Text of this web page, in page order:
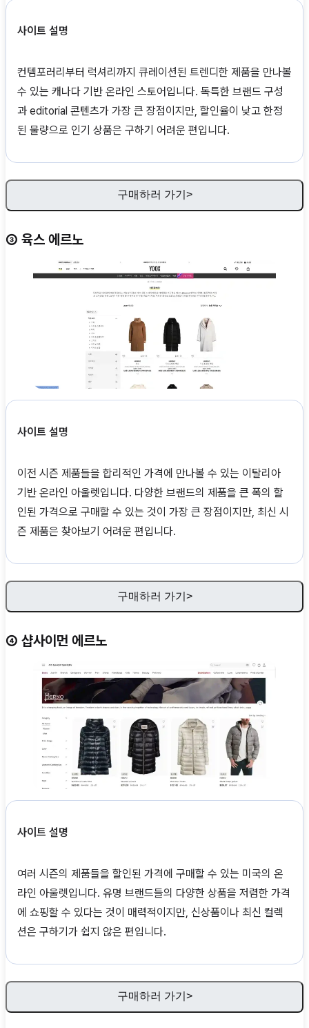
사이트 설명
컨템포러리부터 럭셔리까지 큐레이션된 트렌디한 제품을 만나볼
수 있는 캐나다 기반 온라인 스토어입니다. 독특한 브랜드 구성
과 editorial 콘텐츠가 가장 큰 장점이지만, 할인율이 낮고 한정
된 물량으로 인기 상품은 구하기 어려운 편입니다.
구매하러 가기>
③ 육스 에르노
사이트 설명
이전 시즌 제품들을 합리적인 가격에 만나볼 수 있는 이탈리아
기반 온라인 아울렛입니다. 다양한 브랜드의 제품을 큰 폭의 할
인된 가격으로 구매할 수 있는 것이 가장 큰 장점이지만, 최신 시
즌 제품은 찾아보기 어려운 편입니다.
구매하러 가기>
④ 샵사이먼 에르노
사이트 설명
여러 시즌의 제품들을 할인된 가격에 구매할 수 있는 미국의 온
라인 아울렛입니다. 유명 브랜드들의 다양한 상품을 저렴한 가격
에 쇼핑할 수 있다는 것이 매력적이지만, 신상품이나 최신 컬렉
션은 구하기가 쉽지 않은 편입니다.
구매하러 가기>